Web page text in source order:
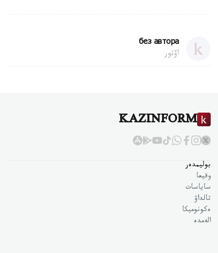
без автора
اۆتور
KAZINFORM
بوليمدەر
وقيعا
ساياسات
تالداۋ
ەكونوميكا
الەمدە